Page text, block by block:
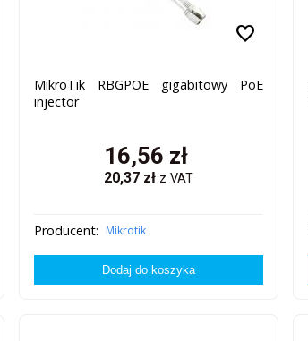
favorite
MikroTik RBGPOE gigabitowy PoE
injector
16,56 zł
20,37 zł z VAT
Producent: Mikrotik